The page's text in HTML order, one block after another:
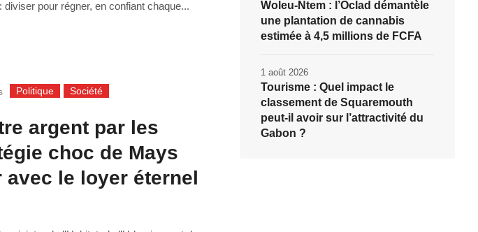
pour régner, en confiant chaque...
Politique Société
argent par les
choc de Mays
le loyer éternel
Woleu-Ntem : l’Oclad démantèle
une plantation de cannabis
estimée à 4,5 millions de FCFA
Tourisme : Quel impact le
classement de Squaremouth
peut-il avoir sur l’attractivité du
Gabon ?
1 août 2026